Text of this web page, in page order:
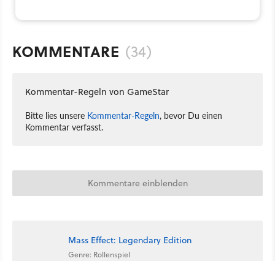
KOMMENTARE (34)
Kommentar-Regeln von GameStar
Bitte lies unsere Kommentar-Regeln, bevor Du einen
Kommentar verfasst.
Kommentare einblenden
Mass Effect: Legendary Edition
Genre: Rollenspiel